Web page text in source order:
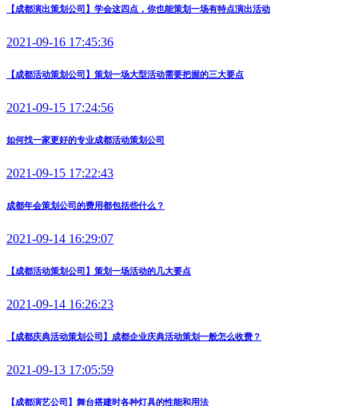
【成都演出策划公司】学会这四点，你也能策划一场有特点演出活动
2021-09-16 17:45:36
【成都活动策划公司】策划一场大型活动需要把握的三大要点
2021-09-15 17:24:56
如何找一家更好的专业成都活动策划公司
2021-09-15 17:22:43
成都年会策划公司的费用都包括些什么？
2021-09-14 16:29:07
【成都活动策划公司】策划一场活动的几大要点
2021-09-14 16:26:23
【成都庆典活动策划公司】成都企业庆典活动策划一般怎么收费？
2021-09-13 17:05:59
【成都演艺公司】舞台搭建时各种灯具的性能和用法